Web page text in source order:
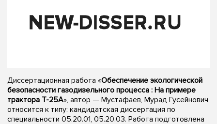
Диссертационная работа «Обеспечение экологической
безопасности газодизельного процесса : На примере
трактора Т-25А», автор — Мустафаев, Мурад Гусейнович,
относится к типу: кандидатская диссертация по
специальности 05.20.01, 05.20.03. Работа подготовлена